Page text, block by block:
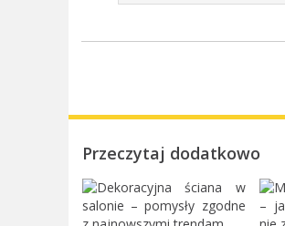
Przeczytaj dodatkowo